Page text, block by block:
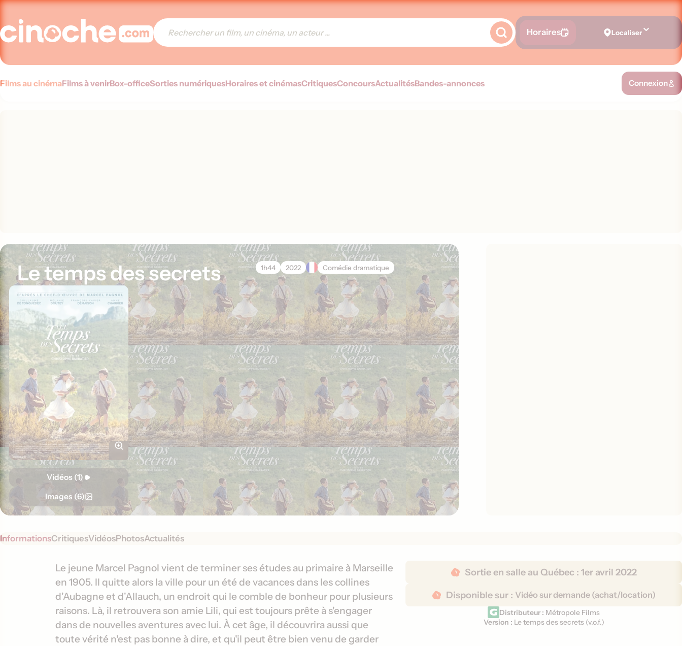
Horaires Localiser
Films au cinémaFilms à venirBox-officeSorties numériquesHoraires et cinémasCritiquesConcoursActualitésBandes-annonces Connexion
Le temps des secrets 1h44 2022 Comédie dramatique
Vidéos (1)
Images (6)
InformationsCritiquesVidéosPhotosActualités
S
y
n
o
p
s
i
Le jeune Marcel Pagnol vient de terminer ses études au primaire à Marseille
en 1905. Il quitte alors la ville pour un été de vacances dans les collines
d'Aubagne et d'Allauch, un endroit qui le comble de bonheur pour plusieurs
raisons. Là, il retrouvera son amie Lili, qui est toujours prête à s'engager
dans de nouvelles aventures avec lui. À cet âge, il découvrira aussi que
toute vérité n'est pas bonne à dire, et qu'il peut être bien venu de garder
Sortie en salle au Québec : 1er avril 2022
Disponible sur : Vidéo sur demande (achat/location)
Distributeur : Métropole Films
V
Version : Le temps des secrets (v.o.f.)